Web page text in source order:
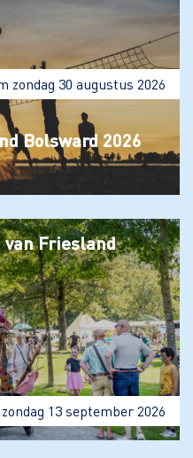
zondag 30 augustus 2026
Bolsward 2026
13 september 2026
Friesland